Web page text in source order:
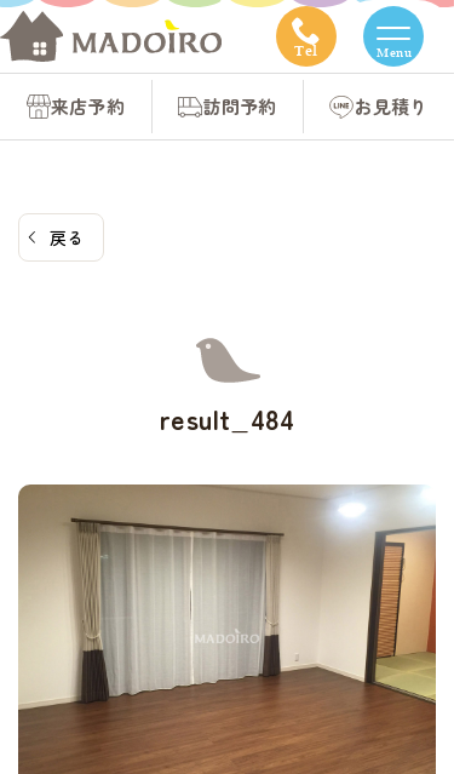
コ
ン
Tel Menu
来店予約 訪問予約 お見積り
戻る
result_484